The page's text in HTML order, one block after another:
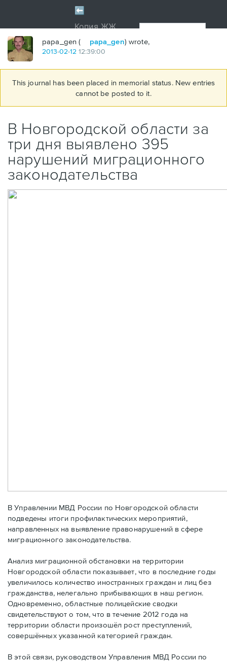
papa_gen ( papa_gen) wrote,
2013-02-12 12:39:00
This journal has been placed in memorial status. New entries
cannot be posted to it.
В Новгородской области за
три дня выявлено 395
нарушений миграционного
законодательства
В Управлении МВД России по Новгородской области
подведены итоги профилактических мероприятий,
направленных на выявление правонарушений в сфере
миграционного законодательства.
Анализ миграционной обстановки на территории
Новгородской области показывает, что в последние годы
увеличилось количество иностранных граждан и лиц без
гражданства, нелегально прибывающих в наш регион.
Одновременно, областные полицейские сводки
свидетельствуют о том, что в течение 2012 года на
территории области произошёл рост преступлений,
совершённых указанной категорией граждан.
В этой связи, руководством Управления МВД России по